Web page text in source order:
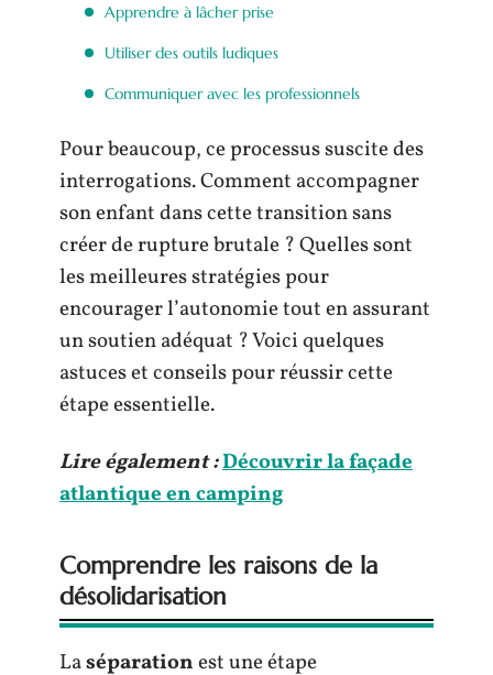
Apprendre à lâcher prise
Utiliser des outils ludiques
Communiquer avec les professionnels
Pour beaucoup, ce processus suscite des
interrogations. Comment accompagner
son enfant dans cette transition sans
créer de rupture brutale ? Quelles sont
les meilleures stratégies pour
encourager l’autonomie tout en assurant
un soutien adéquat ? Voici quelques
astuces et conseils pour réussir cette
étape essentielle.
Lire également :Découvrir la façade
atlantique en camping
Comprendre les raisons de la
désolidarisation
Laséparationest une étape